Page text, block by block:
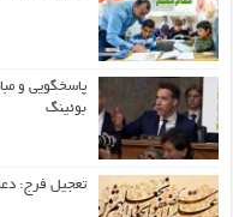
پاسخگویی و
بوئینگ
تعجیل فرج: